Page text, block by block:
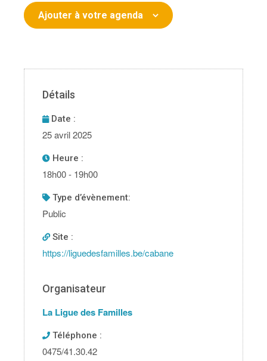
Ajouter à votre agenda
Détails
Date :
25 avril 2025
Heure :
18h00 - 19h00
type d’évènement:
Public
Site :
https://liguedesfamilles.be/cabane
Organisateur
La Ligue des Familles
Téléphone :
0475/41.30.42